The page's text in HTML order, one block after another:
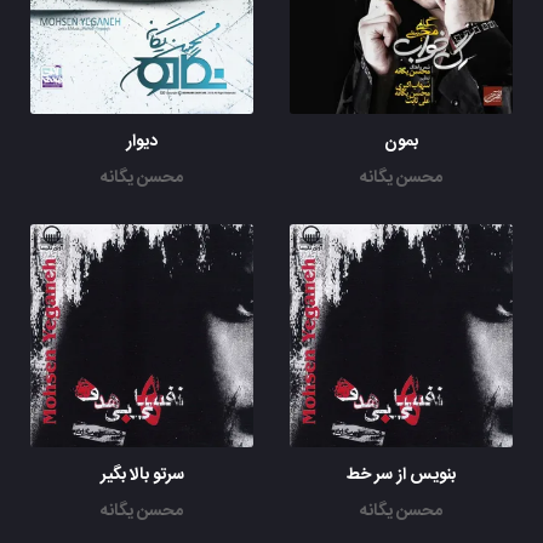
باشم ، نباشم ، بمونم یا نمونم
میترسم که بفهمم هیچ عشقی بهم نداری
یا اینکه کنج قلبت هیچ جایی واسم نذاری
آخه دوست دارم منه بیچاره مگه دلم تو دنیا جز تو کسیو داره
دوست دارم منه بیچاره مگه دلم تو دنیا جز تو کسیو داره
بمون
محسن یگانه
دیوار
محسن یگانه
بنویس از سر خط
محسن یگانه
سرتو بالا بگیر
محسن یگانه